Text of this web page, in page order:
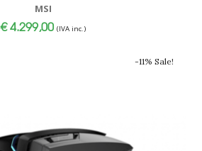
MSI
€4.299,00 (IVA inc.)
-11% Sale!